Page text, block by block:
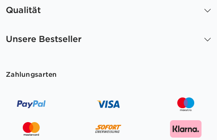
Qualität
Unsere Bestseller
Zahlungsarten